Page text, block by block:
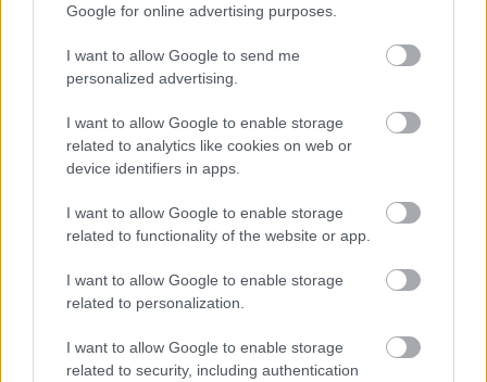
Google for online advertising purposes.
I want to allow Google to send me
personalized advertising.
I want to allow Google to enable storage
related to analytics like cookies on web or
device identifiers in apps.
I want to allow Google to enable storage
related to functionality of the website or app.
I want to allow Google to enable storage
related to personalization.
I want to allow Google to enable storage
related to security, including authentication
találkozó vagy családi beszélgetés feldobhatja a
hangulatodat. Ma különösen jó alkalom, hogy önmagadra
figyelj, és megtaláld a belső harmóniát. Egy kis kényeztetés
Hét év szerencse vár, ha kedvelés és a „sok szerencsét”
):
A hétfő a koncentrációé, hiszen a kitartó munkád ma
különösen meghozhatja gyümölcsét. Egy régóta elhanyagolt
projekt vagy feladat előtérbe kerülhet, és most sikeresen be
is fejezheted. Munkahelyeden ma számíthatsz arra, hogy